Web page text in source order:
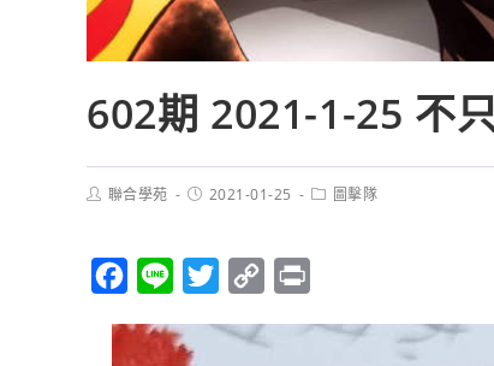
602期 2021-1-25 不
聯合學苑 2021-01-25 圖擊隊
n
p